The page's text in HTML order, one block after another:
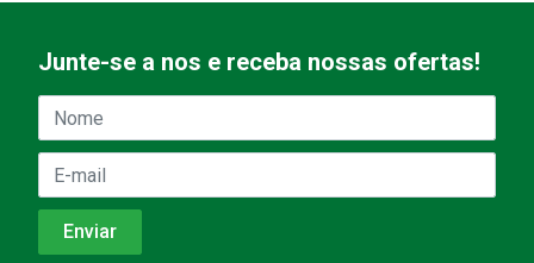
Junte-se a nos e receba nossas ofertas!